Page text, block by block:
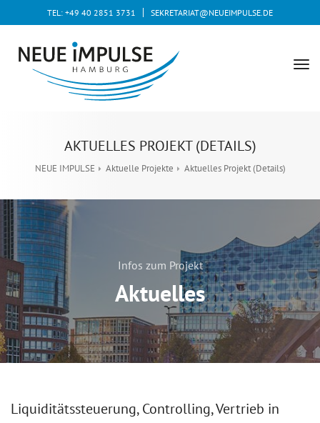
TEL: +49 40 2851 3731 SEKRETARIAT@NEUEIMPULSE.DE
AKTUELLES PROJEKT (DETAILS)
NEUE IMPULSE Aktuelle Projekte Aktuelles Projekt (Details)
Infos zum Projekt
Aktuelles
Liquiditätssteuerung, Controlling, Vertrieb in